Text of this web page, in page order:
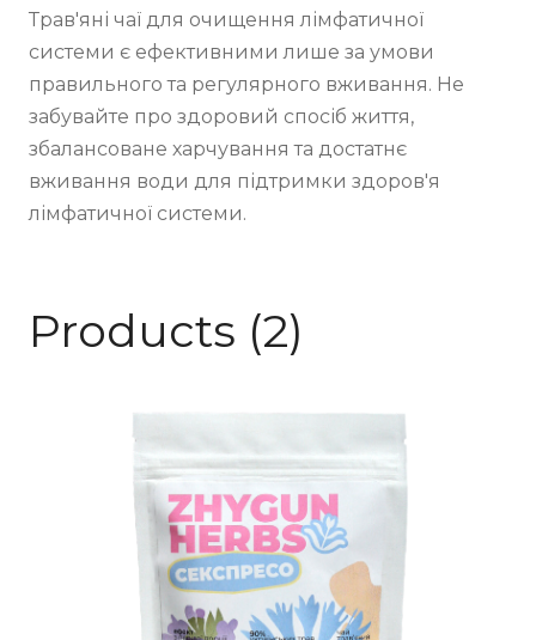
Трав'яні чаї для очищення лімфатичної
системи є ефективними лише за умови
правильного та регулярного вживання. Не
забувайте про здоровий спосіб життя,
збалансоване харчування та достатнє
вживання води для підтримки здоров'я
лімфатичної системи.
Products (2)